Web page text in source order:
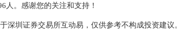
人。感谢您的关注和支持！
深圳证券交易所互动易，仅供参考不构成投资建议